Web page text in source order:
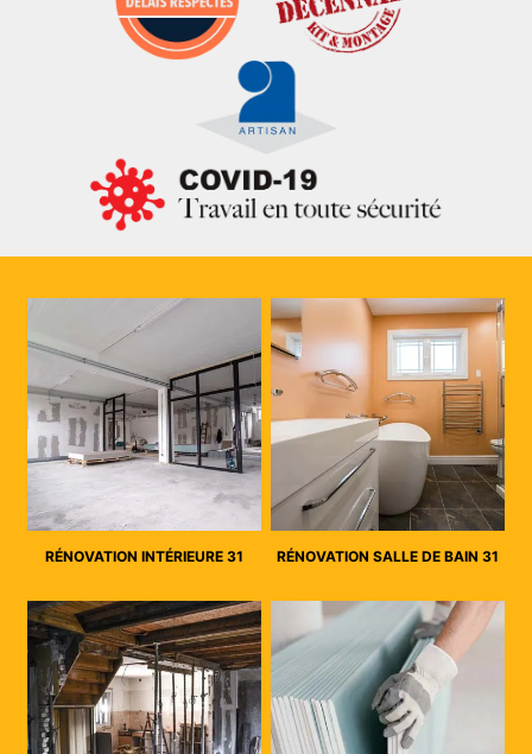
RÉNOVATION INTÉRIEURE 31 RÉNOVATION SALLE DE BAIN 31